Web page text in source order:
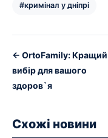
#кримінал у дніпрі
← OrtoFamily: Кращий
вибір для вашого
здоров`я
Схожі новини